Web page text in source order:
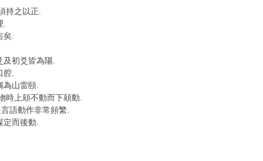
持之以正.
.
初爻皆為陽.
.
山雷頤.
時上頦不動而下頦動.
語動作非常頻繁.
而後動.